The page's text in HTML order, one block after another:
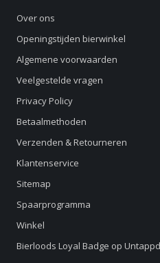
Over ons
Openingstijden bierwinkel
Algemene voorwaarden
Veelgestelde vragen
Privacy Policy
Betaalmethoden
Verzenden & Retourneren
Klantenservice
Sitemap
Spaarprogramma
Winkel
Bierloods Loyal Badge op Untappd